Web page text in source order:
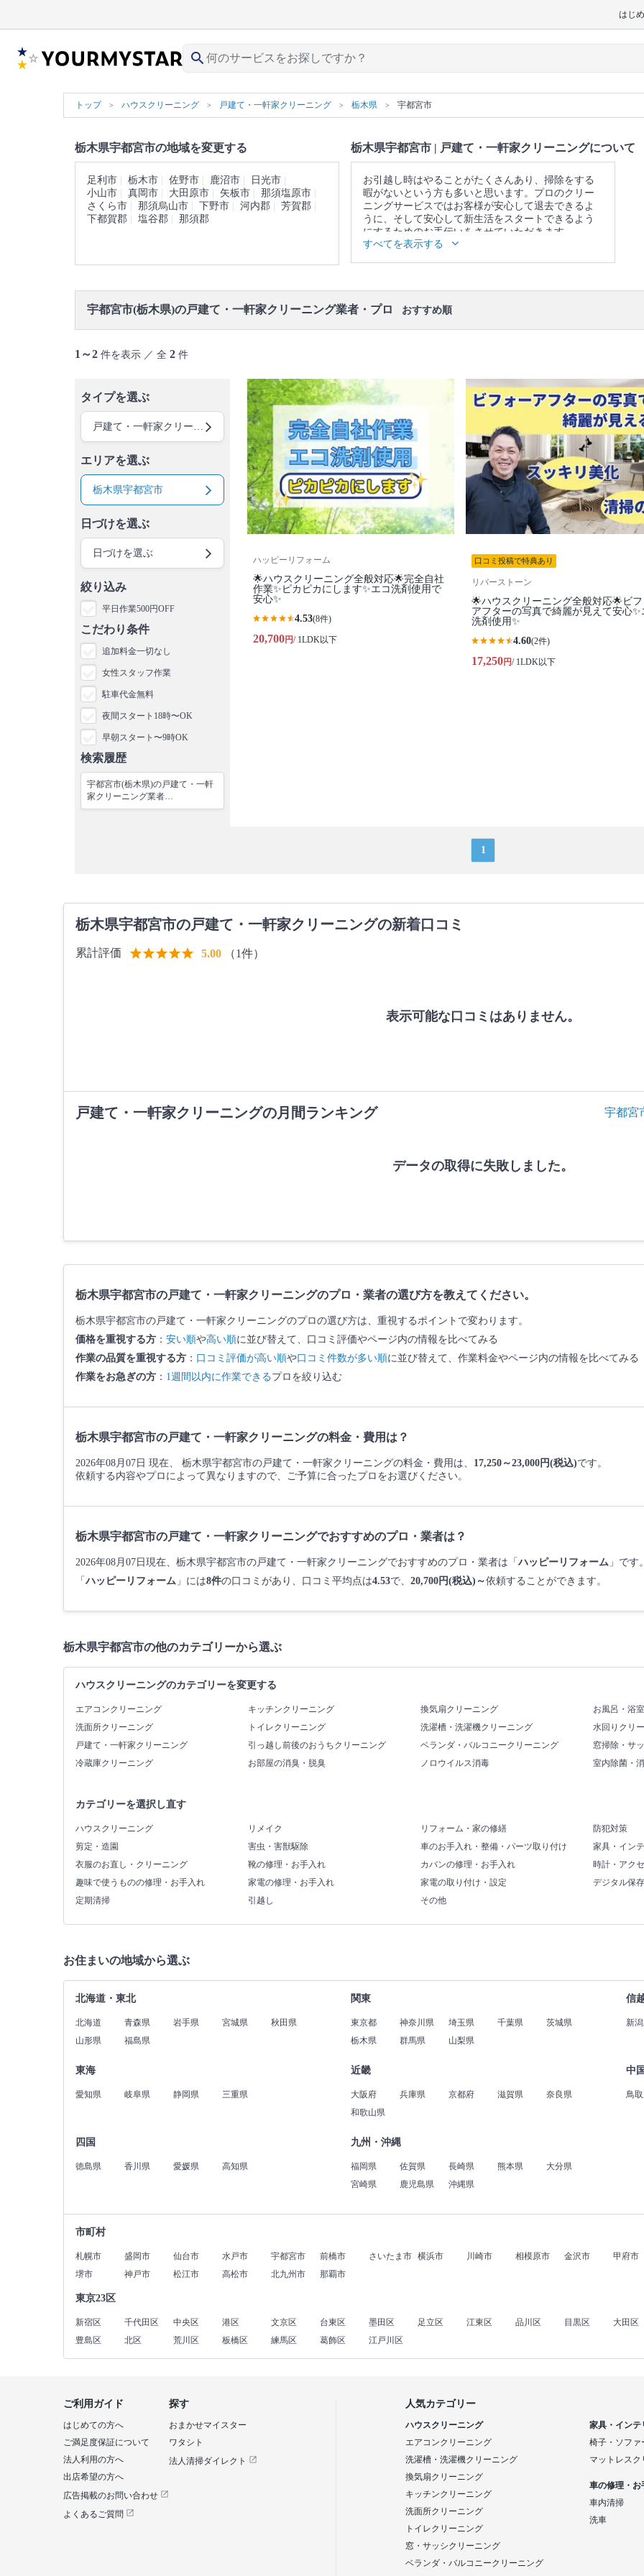
はじ
search
トップ ハウスクリーニング 戸建て・一軒家クリーニング 栃木県 宇都宮市
栃木県宇都宮市の地域を変更する
足利市 栃木市 佐野市 鹿沼市
日光市
小山市
真岡市 大田原市 矢板市
那須塩原市
さくら市
那須烏山市 下野市 河内郡
芳賀郡
下都賀郡
塩谷郡 那須郡
栃木県宇都宮市 | 戸建て・一軒家クリーニングについて
お引越し時はやることがたくさんあり、掃除をする
暇がないという方も多いと思います。プロのクリー
ニングサービスではお客様が安心して退去できるよ
うに、そして安心して新生活をスタートできるよう
にするためのお手伝いをさせていただきます。
▼表示価格に含まれる戸建て・一軒家クリーニング
の作業範囲
井 / 壁面 / 床 / 廊下 / 階段 / 玄関
口コミもご参照ください。
すべてを表示する
宇都宮市(栃木県)の戸建て・一軒家クリーニング業者・プロ おすすめ順
1～2 件を表示 ／ 全 2 件
タイプを選ぶ
エリアを選ぶ
栃木県宇都宮市
日づけを選ぶ
日づけを選ぶ
絞り込み
平日作業500円OFF
こだわり条件
追加料金一切なし
女性スタッフ作業
駐車代金無料
夜間スタート18時〜OK
早朝スタート〜9時OK
検索履歴
宇都宮市(栃木県)の戸建て・一軒
家クリーニング業者…
ハッピーリフォーム
🌟ハウスクリーニング全般対応🌟完全自社
作業✨️ピカピカにします✨️エコ洗剤使用で
安心✨
4.53(8件)
20,700円/ 1LDK以下
口コミ投稿で特典あり
リバーストーン
🌟ハウスクリーニング全般対応🌟ビ
アフターの写真で綺麗が見えて安心✨
洗剤使用✨
4.60(2件)
17,250円/ 1LDK以下
1
栃木県宇都宮市の戸建て・一軒家クリーニングの新着口コミ
累計評価 5.00 （1件）
表示可能な口コミはありません。
戸建て・一軒家クリーニングの月間ランキング 宇都宮
データの取得に失敗しました。
栃木県宇都宮市の戸建て・一軒家クリーニングのプロ・業者の選び方を教えてください。
栃木県宇都宮市の戸建て・一軒家クリーニングのプロの選び方は、重視するポイントで変わります。
価格を重視する方 ： 安い順や高い順に並び替えて、口コミ評価やページ内の情報を比べてみる
作業の品質を重視する方 ： 口コミ評価が高い順や口コミ件数が多い順に並び替えて、作業料金やページ内の情報を比べてみる
作業をお急ぎの方 ： 1週間以内に作業できるプロを絞り込む
栃木県宇都宮市の戸建て・一軒家クリーニングの料金・費用は？
2026年08月07日 現在、 栃木県宇都宮市の戸建て・一軒家クリーニングの料金・費用は、 17,250～23,000円(税込)です。
依頼する内容やプロによって異なりますので、ご予算に合ったプロをお選びください。
栃木県宇都宮市の戸建て・一軒家クリーニングでおすすめのプロ・業者は？
2026年08月07日現在、栃木県宇都宮市の戸建て・一軒家クリーニングでおすすめのプロ・業者は「ハッピーリフォーム 」です
「ハッピーリフォーム 」には8件の口コミがあり、口コミ平均点は4.53で、 20,700円(税込)～依頼することができます。
栃木県宇都宮市の他のカテゴリーから選ぶ
ハウスクリーニングのカテゴリーを変更する
エアコンクリーニング キッチンクリーニング 換気扇クリーニング
お風呂・浴
洗面所クリーニング
トイレクリーニング 洗濯槽・洗濯機クリーニング
水回りクリ
戸建て・一軒家クリーニング
引っ越し前後のおうちクリーニング ベランダ・バルコニークリーニング
窓掃除・サ
冷蔵庫クリーニング
お部屋の消臭・脱臭 ノロウイルス消毒 室内除菌・
カテゴリーを選択し直す
ハウスクリーニング リメイク リフォーム・家の修繕
防犯対策
剪定・造園
害虫・害獣駆除 車のお手入れ・整備・パーツ取り付け
家具・イン
衣服のお直し・クリーニング
靴の修理・お手入れ カバンの修理・お手入れ
時計・アク
趣味で使うものの修理・お手入れ
家電の修理・お手入れ 家電の取り付け・設定
デジタル保存
定期清掃
引越し その他
お住まいの地域から選ぶ
北海道・東北
北海道 青森県 岩手県 宮城県
秋田県
山形県
福島県
関東
東京都 神奈川県 埼玉県 千葉県
茨城県
栃木県
群馬県 山梨県
信
新
東海
愛知県 岐阜県 静岡県 三重県
近畿
大阪府 兵庫県 京都府 滋賀県
奈良県
和歌山県
中
鳥
四国
徳島県 香川県 愛媛県 高知県
九州・沖縄
福岡県 佐賀県 長崎県 熊本県
大分県
宮崎県
鹿児島県 沖縄県
市町村
札幌市 盛岡市 仙台市 水戸市 宇都宮市 前橋市 さいたま市 横浜市 川崎市 相模原市 金沢市
甲府市
堺市
神戸市 松江市 高松市 北九州市 那覇市
東京23区
新宿区 千代田区 中央区 港区 文京区 台東区 墨田区 足立区 江東区 品川区 目黒区
大田区
豊島区
北区 荒川区 板橋区 練馬区 葛飾区 江戸川区
探す
おまかせマイスター
ワタシト
法人清掃ダイレクト
ご利用ガイド
はじめての方へ
ご満足度保証について
法人利用の方へ
出店希望の方へ
広告掲載のお問い合わせ
よくあるご質問
人気カテゴリー
ハウスクリーニング
エアコンクリーニング
洗濯槽・洗濯機クリーニング
換気扇クリーニング
キッチンクリーニング
洗面所クリーニング
トイレクリーニング
窓・サッシクリーニング
ベランダ・バルコニークリーニング
家具・インテ
椅子・ソファ
マットレスク
車の修理・お
車内清掃
洗車